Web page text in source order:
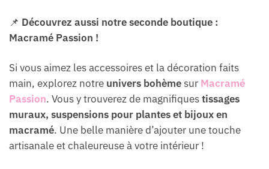
📌 Découvrez aussi notre seconde boutique :
Macramé Passion !
Si vous aimez les accessoires et la décoration faits
main, explorez notre univers bohèmesur Macramé
Passion. Vous y trouverez de magnifiquestissages
muraux, suspensions pour plantes et bijoux en
macramé. Une belle manière d’ajouter une touche
artisanale et chaleureuse à votre intérieur !